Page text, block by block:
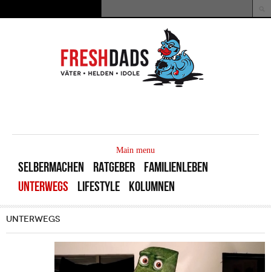
Suchformular
Main menu
SELBERMACHEN RATGEBER
FAMILIENLEBEN
UNTERWEGS
LIFESTYLE KOLUMNEN
UNTERWEGS